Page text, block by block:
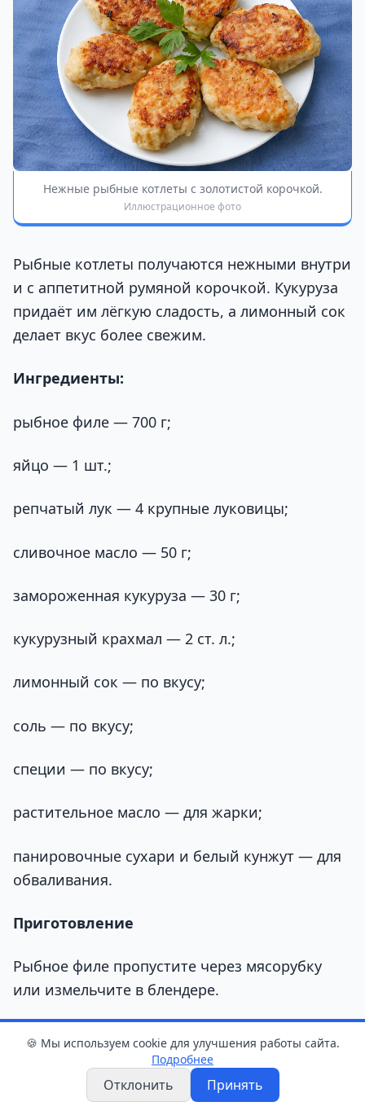
Нежные рыбные котлеты с золотистой корочкой.
Иллюстрационное фото
Рыбные котлеты получаются нежными внутри
и с аппетитной румяной корочкой. Кукуруза
придаёт им лёгкую сладость, а лимонный сок
делает вкус более свежим.
Ингредиенты:
рыбное филе — 700 г;
яйцо — 1 шт.;
репчатый лук — 4 крупные луковицы;
сливочное масло — 50 г;
замороженная кукуруза — 30 г;
кукурузный крахмал — 2 ст. л.;
лимонный сок — по вкусу;
соль — по вкусу;
специи — по вкусу;
растительное масло — для жарки;
панировочные сухари и белый кунжут — для
обваливания.
Приготовление
Рыбное филе пропустите через мясорубку
или измельчите в блендере.
растительном масле до золотистого цвета.
Добавьте его к рыбному фаршу.
🍪 Мы используем cookie для улучшения работы сайта.
Подробнее
Отклонить Принять